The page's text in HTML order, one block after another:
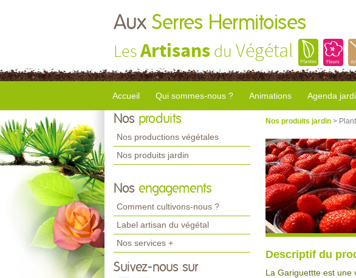
Aux Serres Hermitoises
LesArtisans du Végétal
Accueil Qui sommes-nous ? Animations Agenda
Nos produits
Nos productions végétales
Nos produits jardin
Nos engagements
Comment cultivons-nous ?
Label artisan du végétal
Nos services +
Suivez-nous sur
Nos produits jardin >
Descriptif du
La Gariguettte est une